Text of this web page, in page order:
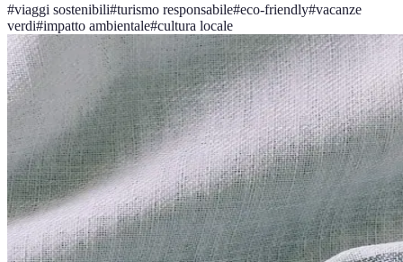
#viaggi sostenibili#turismo responsabile#eco-friendly#vacanze
verdi#impatto ambientale#cultura locale